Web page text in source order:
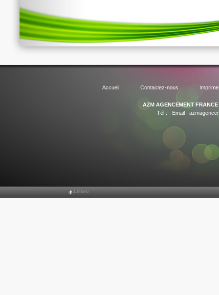
Accueil Contactez-nous
AZM AGENCEMENT FRANCE
Tél : - Email :
Linkeo